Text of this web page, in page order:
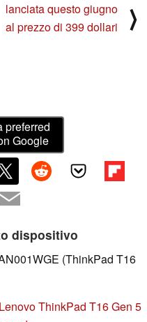
lanciata questo giugno
al prezzo di 399 dollari
⟩
preferred
Google
dispositivo
(ThinkPad T16
ThinkPad T16 Gen 5